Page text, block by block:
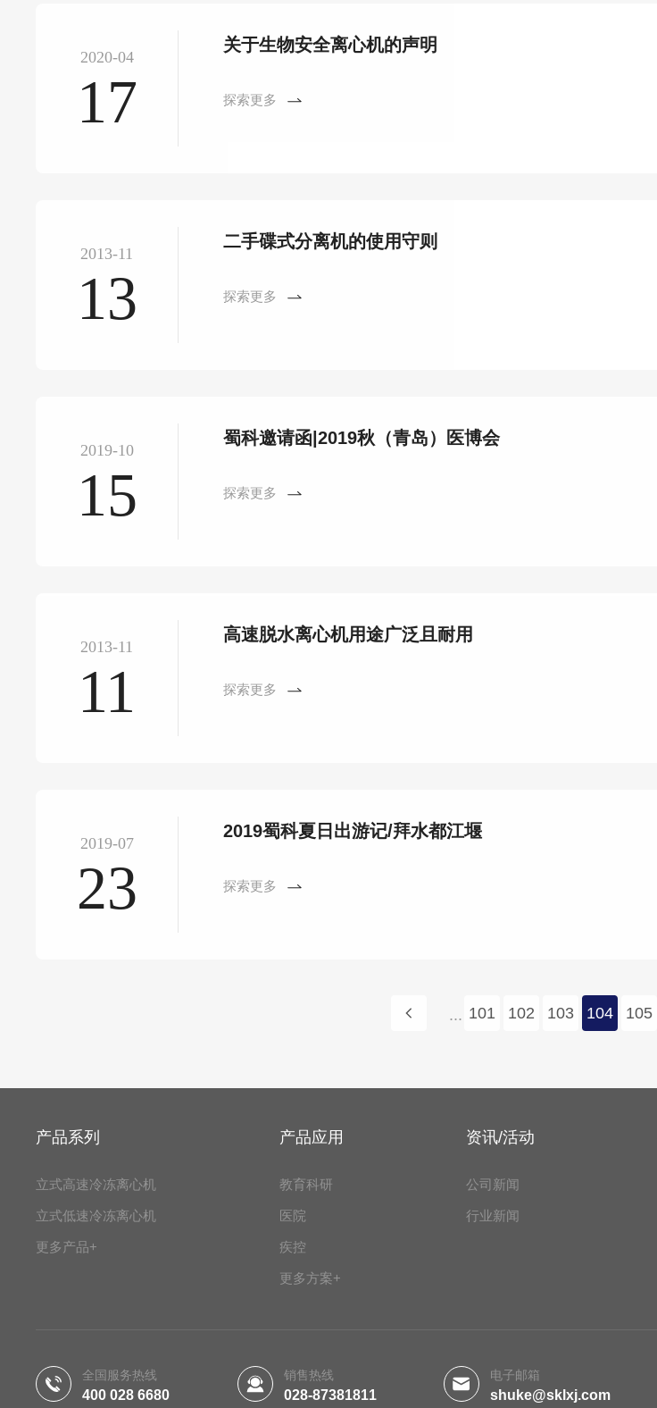
2020-04
17
关于生物安全离心机的声明
探索更多
2013-11
13
二手碟式分离机的使用守则
探索更多
2019-10
15
蜀科邀请函|2019秋（青岛）医博会
探索更多
2013-11
11
高速脱水离心机用途广泛且耐用
探索更多
2019-07
23
2019蜀科夏日出游记/拜水都江堰
探索更多
... 101 102 103 104 105
产品系列
立式高速冷冻离心机
立式低速冷冻离心机
更多产品+
产品应用
教育科研
医院
疾控
更多方案+
资讯/活动
公司新闻
行业新闻
全国服务热线
400 028 6680
销售热线
028-87381811
电子邮箱
shuke@sklxj.com